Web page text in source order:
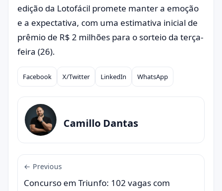
edição da Lotofácil promete manter a emoção
e a expectativa, com uma estimativa inicial de
prêmio de R$ 2 milhões para o sorteio da terça-
feira (26).
Compartilhar
Facebook X/Twitter LinkedIn WhatsApp
Camillo Dantas
← Previous
Concurso em Triunfo: 102 vagas com